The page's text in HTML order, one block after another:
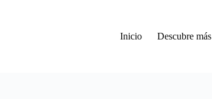
Inicio
Descubre más